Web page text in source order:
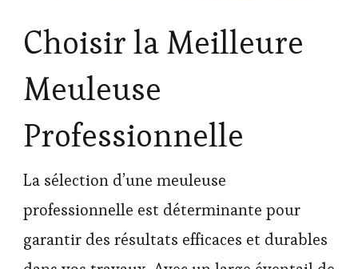
Choisir la Meilleure
Meuleuse
Professionnelle
La sélection d’une meuleuse
professionnelle est déterminante pour
garantir des résultats efficaces et durables